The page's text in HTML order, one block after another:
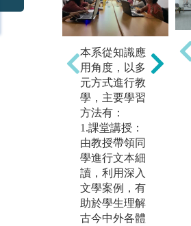
本系從知識應
用角度，以多
元方式進行教
學，主要學習
方法有：
1.課堂講授：
由教授帶領同
學進行文本細
讀，利用深入
文學案例，有
助於學生理解
古今中外各體